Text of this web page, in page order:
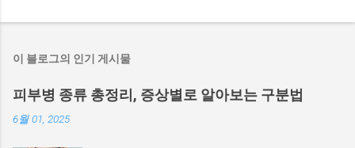
이 블로그의 인기 게시물
피부병 종류 총정리, 증상별로 알아보는 구분법
6월 01, 2025